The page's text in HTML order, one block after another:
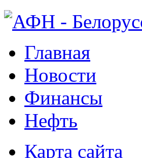
Главная
Новости
Финансы
Нефть
Карта сайта